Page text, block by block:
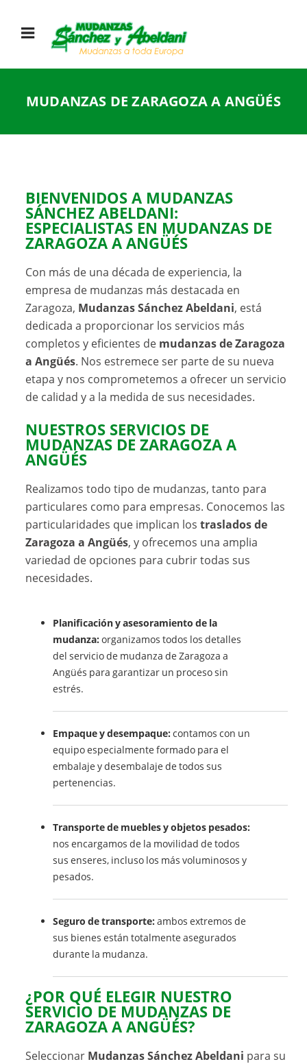
MUDANZAS DE ZARAGOZA A ANGÜÉS
BIENVENIDOS A MUDANZAS
SÁNCHEZ ABELDANI:
ESPECIALISTAS EN MUDANZAS DE
ZARAGOZA A ANGÜÉS
Con más de una década de experiencia, la
empresa de mudanzas más destacada en
Zaragoza, Mudanzas Sánchez Abeldani, está
dedicada a proporcionar los servicios más
completos y eficientes de mudanzas de Zaragoza
a Angüés. Nos estremece ser parte de su nueva
etapa y nos comprometemos a ofrecer un servicio
de calidad y a la medida de sus necesidades.
NUESTROS SERVICIOS DE
MUDANZAS DE ZARAGOZA A
ANGÜÉS
Realizamos todo tipo de mudanzas, tanto para
particulares como para empresas. Conocemos las
particularidades que implican lostraslados de
Zaragoza a Angüés, y ofrecemos una amplia
variedad de opciones para cubrir todas sus
necesidades.
Planificación y asesoramiento de la
mudanza: organizamos todos los detalles
del servicio de mudanza de Zaragoza a
Angüés para garantizar un proceso sin
estrés.
Empaque y desempaque: contamos con un
equipo especialmente formado para el
embalaje y desembalaje de todos sus
pertenencias.
Transporte de muebles y objetos pesados:
nos encargamos de la movilidad de todos
sus enseres, incluso los más voluminosos y
pesados.
Seguro de transporte: ambos extremos de
sus bienes están totalmente asegurados
durante la mudanza.
¿POR QUÉ ELEGIR NUESTRO
SERVICIO DE MUDANZAS DE
ZARAGOZA A ANGÜÉS?
Seleccionar Mudanzas Sánchez Abeldani para su